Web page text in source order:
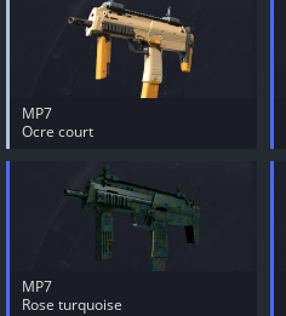
MP7
Ocre court
MP7
Rose turquoise